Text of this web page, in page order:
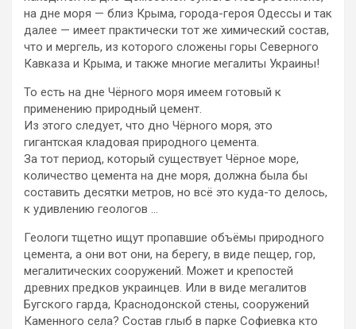
на дне моря — близ Крыма, города-героя Одессы и так
далее — имеет практически тот же химический состав,
что и мергель, из которого сложены горы Северного
Кавказа и Крыма, и также многие мегалиты Украины!
То есть на дне Чёрного моря имеем готовый к
применению природный цемент.
Из этого следует, что дно Чёрного моря, это
гигантская кладовая природного цемента.
За тот период, который существует Чёрное море,
количество цемента на дне моря, должна была бы
составить десятки метров, но всё это куда-то делось,
к удивлению геологов …
Геологи тщетно ищут пропавшие объёмы природного
цемента, а они вот они, на берегу, в виде пещер, гор,
мегалитических сооружений. Может и крепостей
древних предков украинцев. Или в виде мегалитов
Бугского гарда, Краснодонской стены, сооружений
Каменного села? Состав глыб в парке Софиевка кто